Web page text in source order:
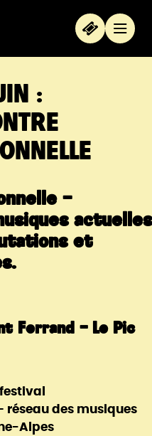
Menu
:
–
actuelles
et
Ferrand – Le Pic
réseau des musiques
Alpes